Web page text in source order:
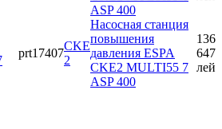
ASP 400
prt17407
CKE
2
Насосная станция
повышения
давления ESPA
CKE2 MULTI55 7
ASP 400
136
647
лей